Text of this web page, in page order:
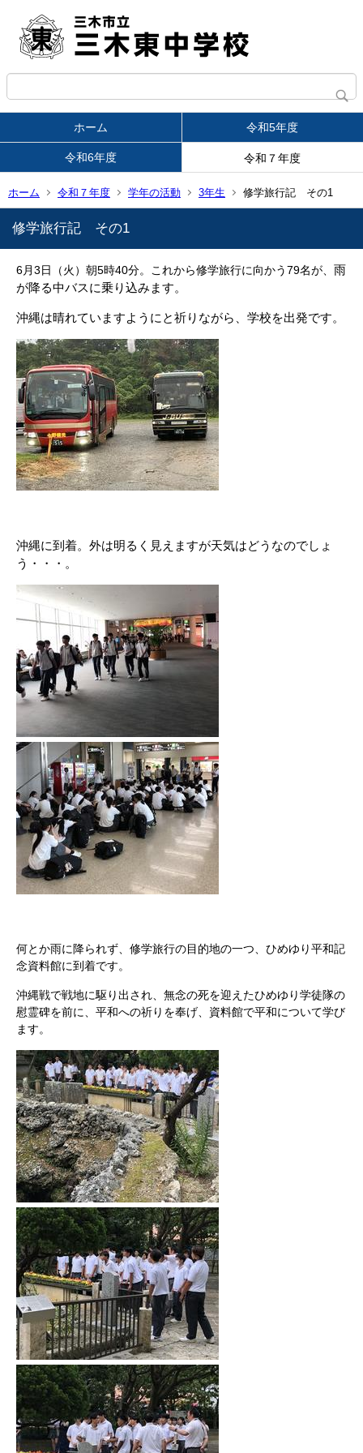
ホーム 令和5年度
令和6年度 令和７年度
ホーム 令和７年度 学年の活動 3年生 修学旅行記 その1
修学旅行記 その1
6月3日（火）朝5時40分。これから修学旅行に向かう79名が、 雨
が降る中バスに乗り込みます。
沖縄は晴れていますようにと祈りながら、学校を出発です。
沖縄に到着。外は明るく見えますが天気はどうなのでしょ
う・・・。
何とか雨に降られず、修学旅行の目的地の一つ、ひめゆり平和記
念資料館に到着です。
沖縄戦で戦地に駆り出され、無念の死を迎えたひめゆり学徒隊の
慰霊碑を前に、平和への祈りを奉げ、資料館で平和について学び
ます。